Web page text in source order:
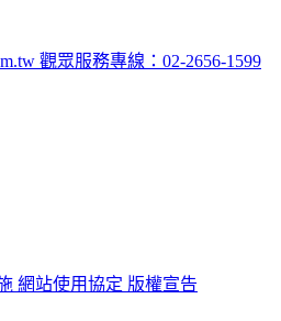
觀眾服務專線：02-2656-1599
網站使用協定 版權宣告